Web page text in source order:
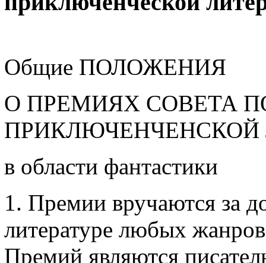
Общие ПОЛОЖЕНИЯ
О ПРЕМИЯХ СОВЕТА
ПРИКЛЮЧЕНЧЕНСКОЙ
в области фантастики
1. Премии вручаются за
литературе любых
Премий являются